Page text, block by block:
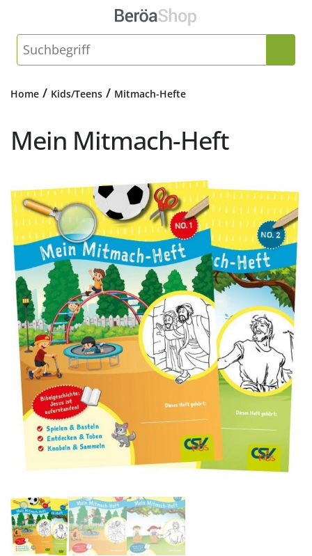
Home / Kids/Teens / Mitmach-Hefte
Mein Mitmach-Heft